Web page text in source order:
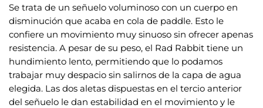
Se trata de un señuelo voluminoso con un cuerpo en
disminución que acaba en cola de paddle. Esto le
confiere un movimiento muy sinuoso sin ofrecer apenas
resistencia. A pesar de su peso, el Rad Rabbit tiene un
hundimiento lento, permitiendo que lo podamos
trabajar muy despacio sin salirnos de la capa de agua
elegida. Las dos aletas dispuestas en el tercio anterior
del señuelo le dan estabilidad en el movimiento y le